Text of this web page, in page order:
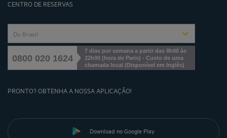
CENTRO DE RESERVAS
Do Brasil
0800 020 1624
7 dias por semana a partir das 8h00 às
22h00 (hora de Paris) - Custo de uma
chamada local (Disponível em Inglês)
PRONTO? OBTENHA A NOSSA APLICAÇÃO!
Download no Google Play